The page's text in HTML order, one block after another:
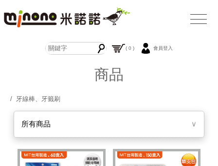
( 0 ) 會員登入
商品
/ 牙線棒、牙籤刷
所有商品 ∨